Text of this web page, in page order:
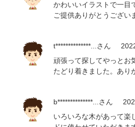
かわいいイラストで一目
ご提供ありがとうござい
t**************...さん
頑張って探してやっとお
たどり着きました。あり
b**************...さん
いろいろな木があって楽